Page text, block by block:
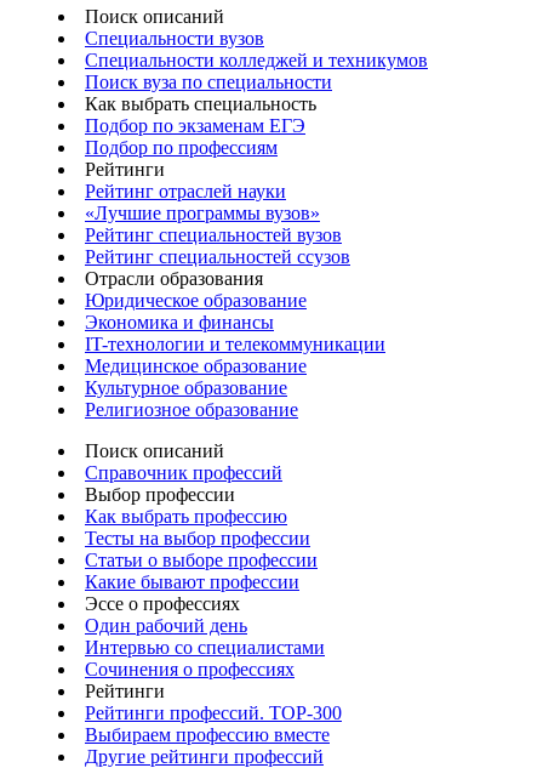
Поиск описаний
Специальности вузов
Специальности колледжей и техникумов
Поиск вуза по специальности
Как выбрать специальность
Подбор по экзаменам ЕГЭ
Подбор по профессиям
Рейтинги
Рейтинг отраслей науки
«Лучшие программы вузов»
Рейтинг специальностей вузов
Рейтинг специальностей ссузов
Отрасли образования
Юридическое образование
Экономика и финансы
IT-технологии и телекоммуникации
Медицинское образование
Культурное образование
Религиозное образование
Поиск описаний
Справочник профессий
Выбор профессии
Как выбрать профессию
Тесты на выбор профессии
Статьи о выборе профессии
Какие бывают профессии
Эссе о профессиях
Один рабочий день
Интервью со специалистами
Сочинения о профессиях
Рейтинги
Рейтинги профессий. TOP-300
Выбираем профессию вместе
Другие рейтинги профессий